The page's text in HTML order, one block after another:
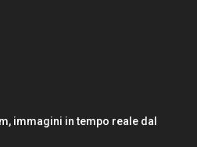
immagini in tempo reale dal